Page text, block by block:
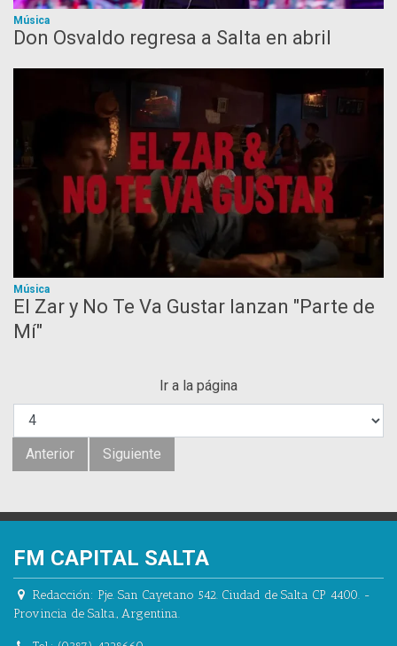
Música
Don Osvaldo regresa a Salta en abril
Música
El Zar y No Te Va Gustar lanzan "Parte de
Mí"
Ir a la página
Anterior Siguiente
FM CAPITAL SALTA
Redacción: Pje. San Cayetano 542. Ciudad de Salta CP 4400. -
Provincia de Salta., Argentina.